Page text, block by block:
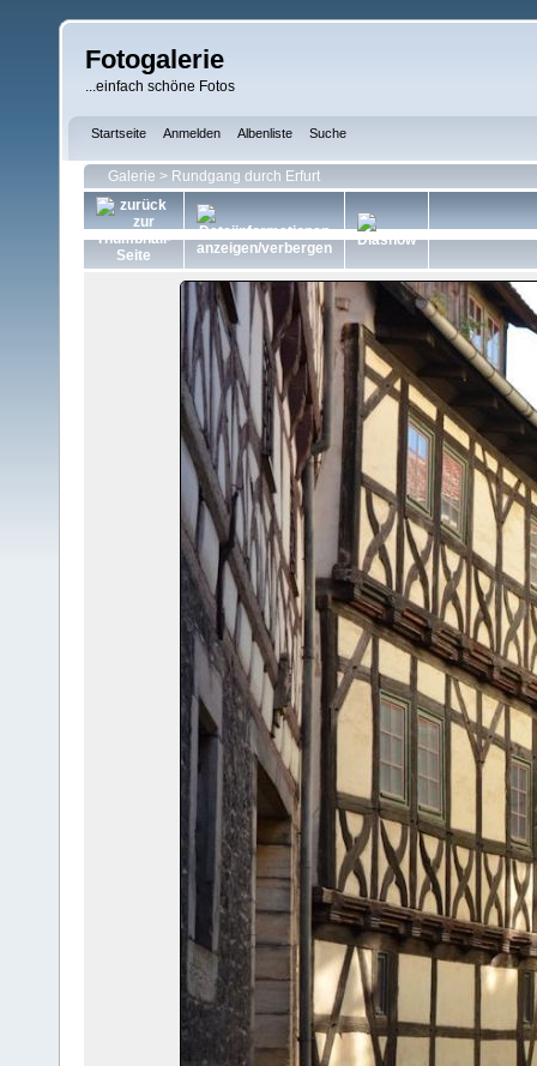
Fotogalerie
...einfach schöne Fotos
Startseite Anmelden Albenliste Suche
Galerie > Rundgang durch Erfurt